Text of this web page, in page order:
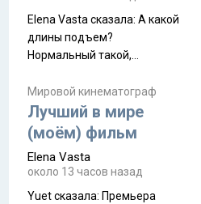
Elena Vasta сказалa: А какой
длины подъем?
Нормальный такой,
Vasta сказалa: Горы
Аватара? Да
Мировой кинематограф
Лучший в мире
(моём) фильм
Elena Vasta
около 13 часов назад
Yuet сказалa: Премьера